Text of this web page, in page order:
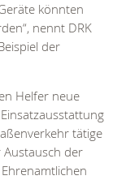
könnten
nennt DRK
der
Helfer neue
tätige
der